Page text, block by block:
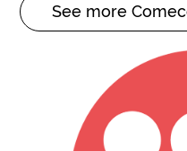
See more